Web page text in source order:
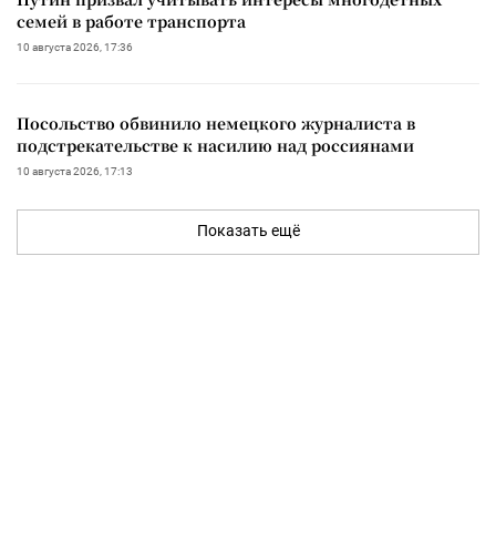
семей в работе транспорта
10 августа 2026, 17:36
Посольство обвинило немецкого журналиста в
подстрекательстве к насилию над россиянами
10 августа 2026, 17:13
Показать ещё